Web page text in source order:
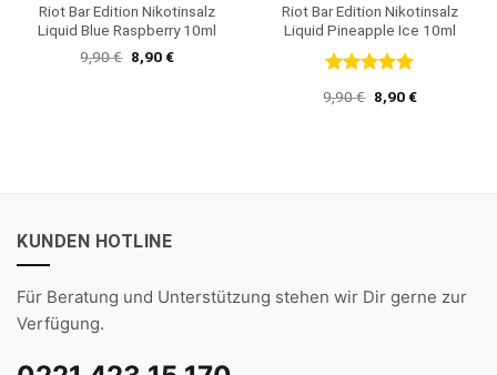
Riot Bar Edition Nikotinsalz
Liquid Blue Raspberry 10ml
9,90€ Ursprünglicher
Preis
8,90€Aktueller
Riot Bar Edition Nikotinsalz
Liquid Pineapple Ice 10ml
mit 5 von
9,90€ Ursprünglicher
Preis
8,90€Aktueller
KUNDEN HOTLINE
Für Beratung und Unterstützung stehen wir Dir gerne zur
Verfügung.